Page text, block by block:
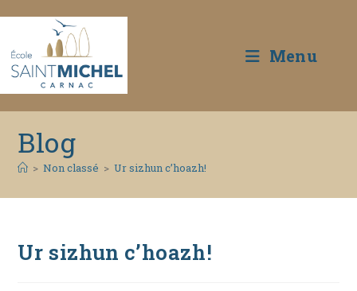
content
Menu
Blog
> Non classé > Ur sizhun c’hoazh!
Ur sizhun c’hoazh!